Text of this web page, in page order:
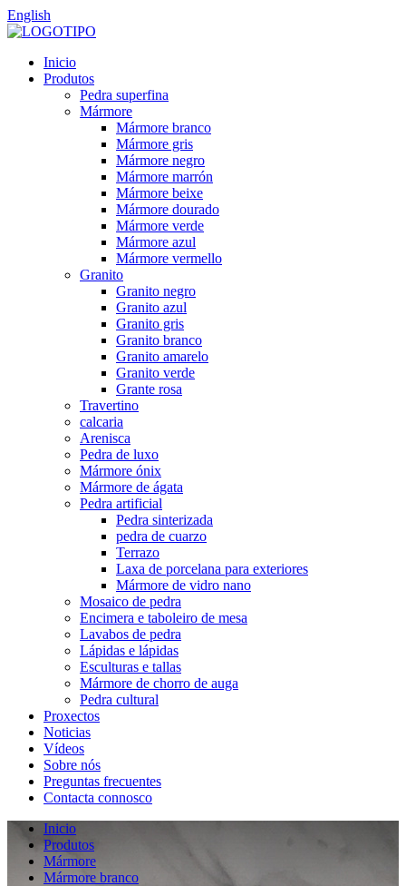
English
Inicio
Produtos
Pedra superfina
Mármore
Mármore branco
Mármore gris
Mármore negro
Mármore marrón
Mármore beixe
Mármore dourado
Mármore verde
Mármore azul
Mármore vermello
Granito
Granito negro
Granito azul
Granito gris
Granito branco
Granito amarelo
Granito verde
Grante rosa
Travertino
calcaria
Arenisca
Pedra de luxo
Mármore ónix
Mármore de ágata
Pedra artificial
Pedra sinterizada
pedra de cuarzo
Terrazo
Laxa de porcelana para exteriores
Mármore de vidro nano
Mosaico de pedra
Encimera e taboleiro de mesa
Lavabos de pedra
Lápidas e lápidas
Esculturas e tallas
Mármore de chorro de auga
Pedra cultural
Proxectos
Noticias
Vídeos
Sobre nós
Preguntas frecuentes
Contacta connosco
Inicio
Produtos
Mármore
Mármore branco